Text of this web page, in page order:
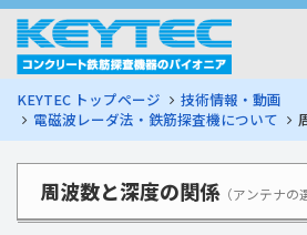
KEYTEC トップページ
技術情報・動画
電磁波レーダ法・鉄筋探査機について
周波数と深度の関係（アンテナの